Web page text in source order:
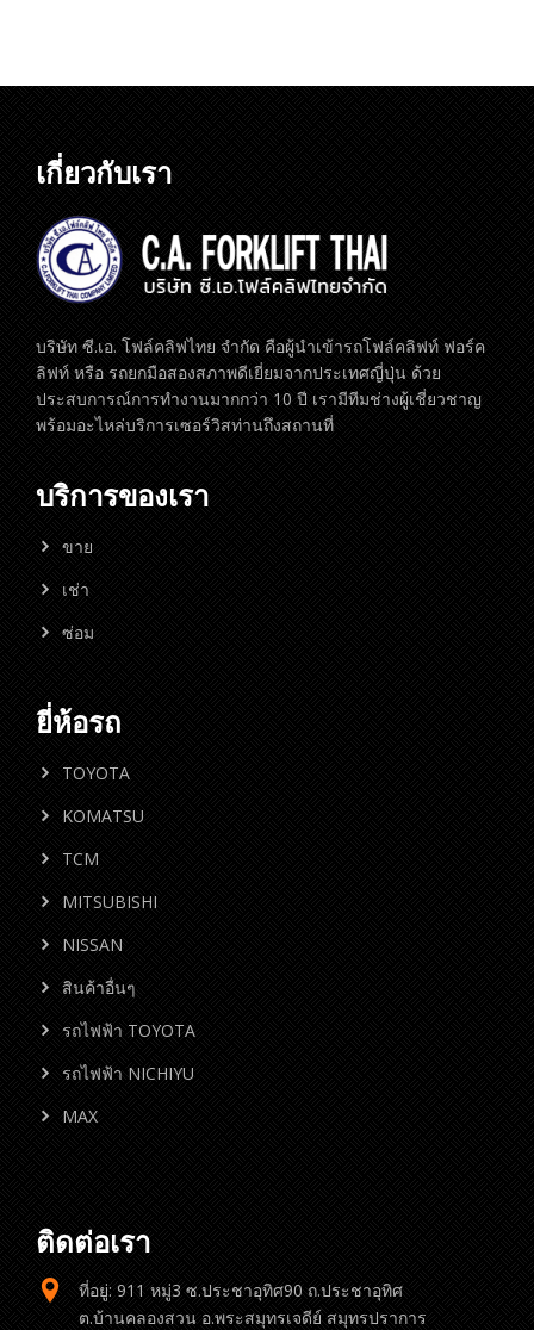
เกี่ยวกับเรา
บริษัท ซี.เอ. โฟล์คลิฟไทย จำกัด คือผู้นำเข้ารถโฟล์คลิฟท์ ฟอร์ค
ลิฟท์ หรือ รถยกมือสองสภาพดีเยี่ยมจากประเทศญี่ปุ่น ด้วย
ประสบการณ์การทำงานมากกว่า 10 ปี เรามีทีมช่างผู้เชี่ยวชาญ
พร้อมอะไหล่บริการเซอร์วิสท่านถึงสถานที่
บริการของเรา
ขาย
เช่า
ซ่อม
ยี่ห้อรถ
TOYOTA
KOMATSU
TCM
MITSUBISHI
NISSAN
สินค้าอื่นๆ
รถไฟฟ้า TOYOTA
รถไฟฟ้า NICHIYU
MAX
ติดต่อเรา
ที่อยู่: 911 หมู่3 ซ.ประชาอุทิศ90 ถ.ประชาอุทิศ
ต.บ้านคลองสวน อ.พระสมุทรเจดีย์ สมุทรปราการ